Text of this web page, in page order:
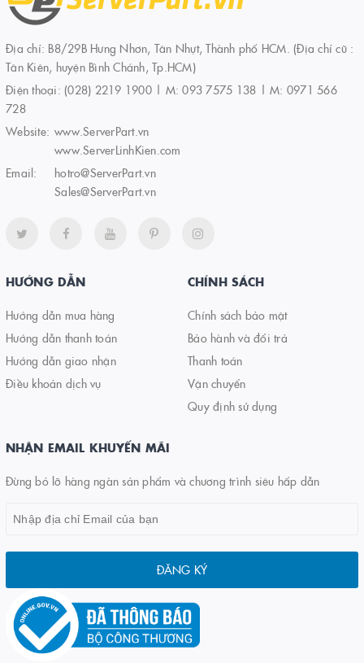
Địa chỉ: B8/29B Hưng Nhơn, Tân Nhựt, Thành phố HCM. (Địa chỉ cũ :
Tân Kiên, huyện Bình Chánh, Tp.HCM)
Điện thoại: (028) 2219 1900 | M: 093 7575 138 | M: 0971 566
728
Website: www.ServerPart.vn
www.ServerLinhKien.com
Email:
hotro@ServerPart.vn
Sales@ServerPart.vn
HƯỚNG DẪN
Hướng dẫn mua hàng
Hướng dẫn thanh toán
Hướng dẫn giao nhận
Điều khoản dịch vụ
CHÍNH SÁCH
Chính sách bảo mật
Bảo hành và đổi trả
Thanh toán
Vận chuyển
Quy định sử dụng
NHẬN EMAIL KHUYẾN MÃI
Đừng bỏ lỡ hàng ngàn sản phẩm và chương trình siêu hấp dẫn
ĐĂNG KÝ